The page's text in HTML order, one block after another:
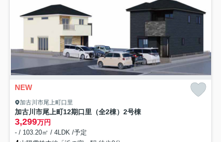
NEW
加古川市尾上町口里
加古川市尾上町12期口里（全2棟）2号棟
3,299万円
- / 103.20㎡ / 4LDK /予定